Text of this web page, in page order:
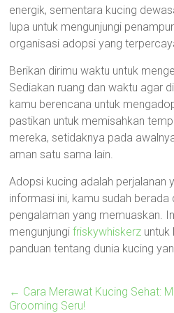
energik, sementara kucing
lupa untuk mengunjungi
organisasi adopsi yang
Berikan dirimu waktu untuk
Sediakan ruang dan waktu agar
kamu berencana untuk
pastikan untuk memisahkan
mereka, setidaknya pada
aman satu sama lain.
Adopsi kucing adalah perjalanan
informasi ini, kamu sudah berada
pengalaman yang memuaskan.
mengunjungifriskywhiskerz untuk
panduan tentang dunia kucing
← Cara Merawat Kucing Sehat:
Grooming Seru!